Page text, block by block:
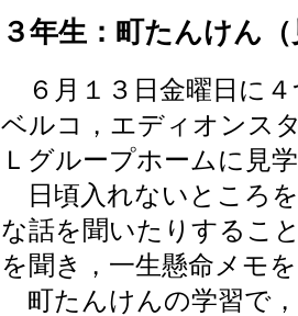
３年生：町たんけん
６月１３日金曜日に
ベルコ，エディオンス
Ｌグループホームに見
日頃入れないところ
な話を聞いたりするこ
を聞き，一生懸命メモ
町たんけんの学習で